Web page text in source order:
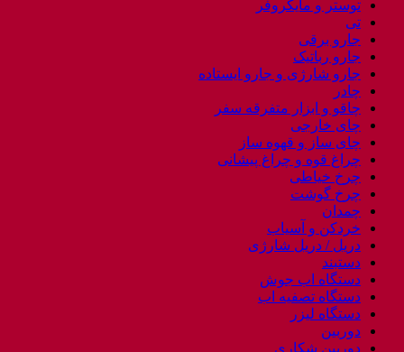
توستر و مایکروفر
تی
جارو برقی
جارو رباتیک
جارو شارژی و جارو ایستاده
چادر
چاقو و ابزار متفرقه سفر
چای خارجی
چای ساز و قهوه ساز
چراغ قوه و چراغ پیشانی
چرخ خیاطی
چرخ گوشت
چمدان
خردکن و آسیاب
دریل / دریل شارژی
دستبند
دستگاه اب جوش
دستگاه تصفیه اب
دستگاه لیزر
دوربین
دوربین شکاری